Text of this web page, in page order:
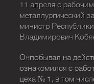
11 апреля с
металлургический
министр
Владимирович
Онпобывал на
ознакомился с
цеха № 1, в том